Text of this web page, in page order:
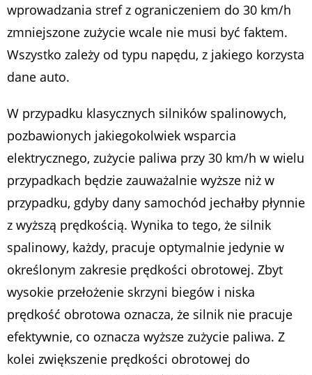
wprowadzania stref z ograniczeniem do 30 km/h
zmniejszone zużycie wcale nie musi być faktem.
Wszystko zależy od typu napędu, z jakiego korzysta
dane auto.
W przypadku klasycznych silników spalinowych,
pozbawionych jakiegokolwiek wsparcia
elektrycznego, zużycie paliwa przy 30 km/h w wielu
przypadkach będzie zauważalnie wyższe niż w
przypadku, gdyby dany samochód jechałby płynnie
z wyższą prędkością. Wynika to tego, że silnik
spalinowy, każdy, pracuje optymalnie jedynie w
określonym zakresie prędkości obrotowej. Zbyt
wysokie przełożenie skrzyni biegów i niska
prędkość obrotowa oznacza, że silnik nie pracuje
efektywnie, co oznacza wyższe zużycie paliwa. Z
kolei zwiększenie prędkości obrotowej do